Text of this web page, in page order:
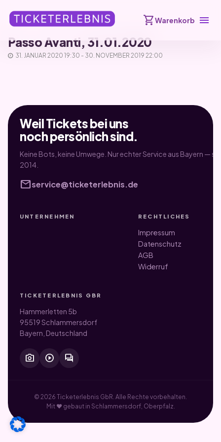
shopping_cartWarenkorb menu
Passo Avanti, 31.01.2020
31. JANUAR 2020 19:30 - 30. NOVEMBER 2019 22:00
Weil Tickets bei uns
noch persönlich sind.
Keine Bots, keine Umwege. Nur echter Service aus Bayern —
2014.
mailservice@ticketerlebnis.de
UNTERNEHMEN RECHTLICHES
Impressum
Datenschutz
AGB
Widerruf
TICKETERLEBNIS GBR
Hammerletten 5b
95519 Schlammersdorf
Bayern, Deutschland
photo_camera play_circle forum
© 2026 Ticketerlebnis GbR. Alle Rechte vorbehalten.
Mit ♥ gebaut in Schlammersdorf, Oberpfalz.